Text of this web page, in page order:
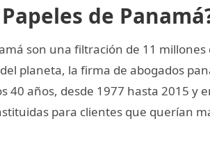
de
son una filtración de 11
planeta, la firma de abogados
40 años, desde 1977 hasta 2015 y
para clientes que querían